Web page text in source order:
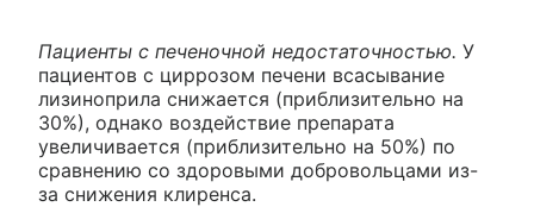
Пациенты с печеночной недостаточностью. У
пациентов с циррозом печени всасывание
лизиноприла снижается (приблизительно на
30%), однако воздействие препарата
увеличивается (приблизительно на 50%) по
сравнению со здоровыми добровольцами из-
за снижения клиренса.